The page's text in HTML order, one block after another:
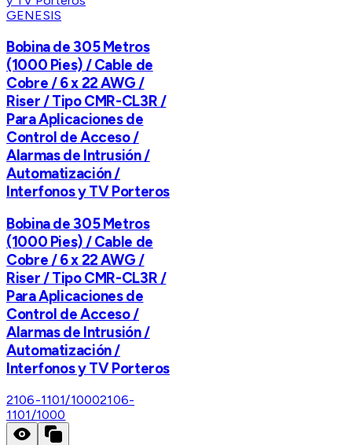
GENESIS
Bobina de 305 Metros
(1000 Pies) / Cable de
Cobre / 6 x 22 AWG /
Riser / Tipo CMR-CL3R /
Para Aplicaciones de
Control de Acceso /
Alarmas de Intrusión /
Automatización /
Interfonos y TV Porteros
Bobina de 305 Metros
(1000 Pies) / Cable de
Cobre / 6 x 22 AWG /
Riser / Tipo CMR-CL3R /
Para Aplicaciones de
Control de Acceso /
Alarmas de Intrusión /
Automatización /
Interfonos y TV Porteros
2106-1101/10002106-
1101/1000